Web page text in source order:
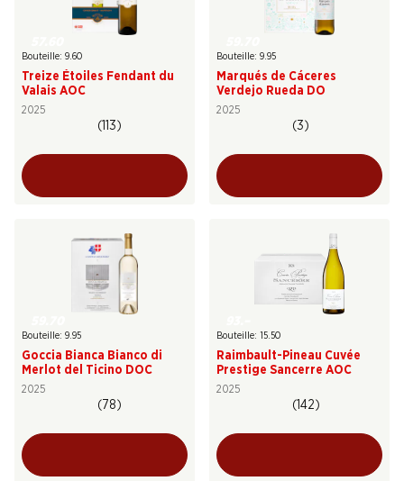
Bouteille: 9.60
Treize Étoiles Fendant du
Valais AOC
2025
(113)
Bouteille: 9.95
Marqués de Cáceres
Verdejo Rueda DO
2025
(3)
Bouteille: 9.95
Goccia Bianca Bianco di
Merlot del Ticino DOC
2025
(78)
Bouteille: 15.50
Raimbault-Pineau Cuvée
Prestige Sancerre AOC
2025
(142)